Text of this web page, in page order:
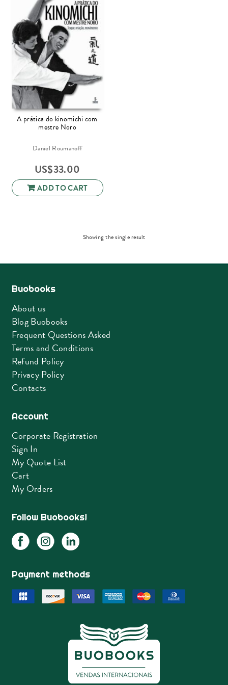
A prática do kinomichi com
mestre Noro
Daniel Roumanoff
US$33.00
ADD TO CART
Showing the single result
Buobooks
About us
Blog Buobooks
Frequent Questions Asked
Terms and Conditions
Refund Policy
Privacy Policy
Contacts
Account
Corporate Registration
Sign In
My Quote List
Cart
My Orders
Follow Buobooks!
Payment methods